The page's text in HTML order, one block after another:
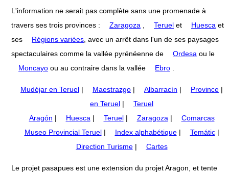
L'information ne serait pas complète sans une promenade à
travers ses trois provinces :
Zaragoza Teruel et Huesca et
ses
Régions variées , avec un arrêt dans l'un de ses paysages
spectaculaires comme la vallée pyrénéenne de
Ordesa ou le
Moncayo ou au contraire dans la vallée Ebro
Mudéjar en Teruel | Maestrazgo | Albarracín | Province |
en Teruel |
Teruel
Aragón | Huesca | Teruel| Zaragoza |
Comarcas
Museo Provincial Teruel| Index alphabétique| Temátic|
Direction Turisme| Cartes
Le projet pasapues est une extension du projet Aragon, et tente